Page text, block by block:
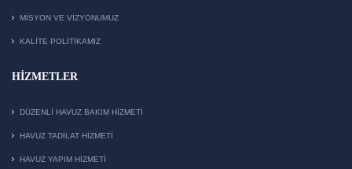
MISYON VE VIZYONUMUZ
KALITE POLITIKAMIZ
HIZMETLER
DÜZENLI HAVUZ BAKIM HIZMETI
HAVUZ TADILAT HIZMETI
HAVUZ YAPIM HIZMETI